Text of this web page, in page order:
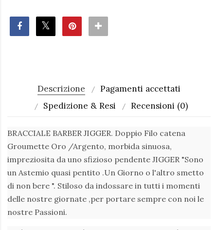
Descrizione
Pagamenti accettati
Spedizione & Resi
Recensioni (0)
BRACCIALE BARBER JIGGER. Doppio Filo catena
Groumette Oro /Argento, morbida sinuosa,
impreziosita da uno sfizioso pendente JIGGER "Sono
un Astemio quasi pentito .Un Giorno o l'altro smetto
di non bere ". Stiloso da indossare in tutti i momenti
delle nostre giornate ,per portare sempre con noi le
nostre Passioni.